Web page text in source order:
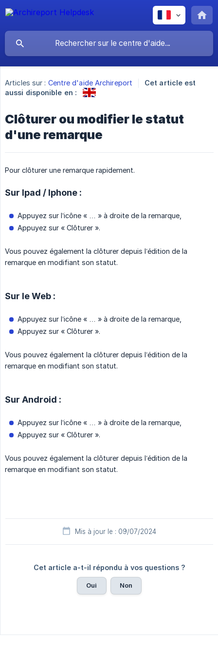
Articles sur : Centre d'aide Archireport
Cet article est
aussi disponible en :
Clôturer ou modifier le statut
d'une remarque
Pour clôturer une remarque rapidement.
Sur Ipad / Iphone :
Appuyez sur l’icône « … » à droite de la remarque,
Appuyez sur « Clôturer ».
Vous pouvez également la clôturer depuis l’édition de la
remarque en modifiant son statut.
Sur le Web :
Appuyez sur l’icône « … » à droite de la remarque,
Appuyez sur « Clôturer ».
Vous pouvez également la clôturer depuis l’édition de la
remarque en modifiant son statut.
Sur Android :
Appuyez sur l’icône « … » à droite de la remarque,
Appuyez sur « Clôturer ».
Vous pouvez également la clôturer depuis l’édition de la
remarque en modifiant son statut.
Mis à jour le : 09/07/2024
Cet article a-t-il répondu à vos questions ?
Oui Non